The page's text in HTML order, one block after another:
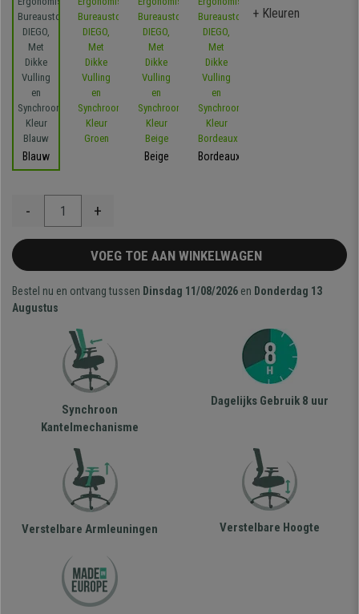
Blauw Beige Bordeaux
+ Kleuren
- +
VOEG TOE AAN WINKELWAGEN
Bestel nu en ontvang tussen Dinsdag 11/08/2026 en Donderdag 13
Augustus
Synchroon
Kantelmechanisme
Dagelijks Gebruik 8 uur
Verstelbare Armleuningen Verstelbare Hoogte